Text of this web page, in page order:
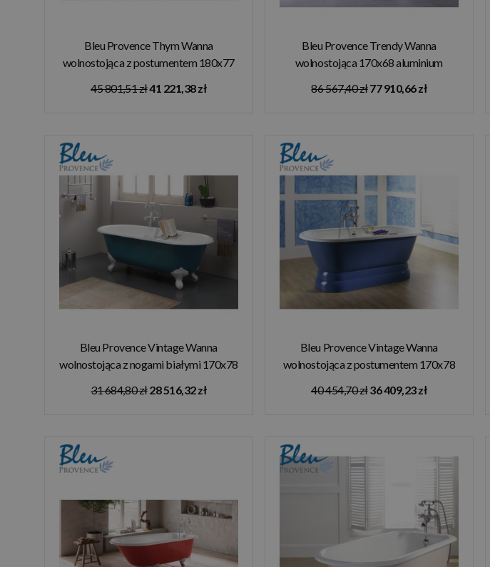
Bleu Provence Thym Wanna
wolnostojąca z postumentem 180x77
45 801,51 zł41 221,38 zł
Bleu Provence Trendy Wanna
wolnostojąca 170x68 aluminium
86 567,40 zł77 910,66 zł
Bleu Provence Vintage Wanna
wolnostojąca z nogami białymi 170x78
31 684,80 zł28 516,32 zł
Bleu Provence Vintage Wanna
wolnostojąca z postumentem 170x78
40 454,70 zł36 409,23 zł